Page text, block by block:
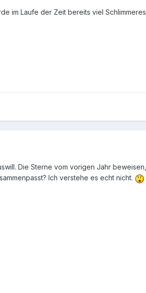
im Laufe der Zeit bereits viel
Die Sterne vom vorigen Jahr
Ich verstehe es echt nicht.